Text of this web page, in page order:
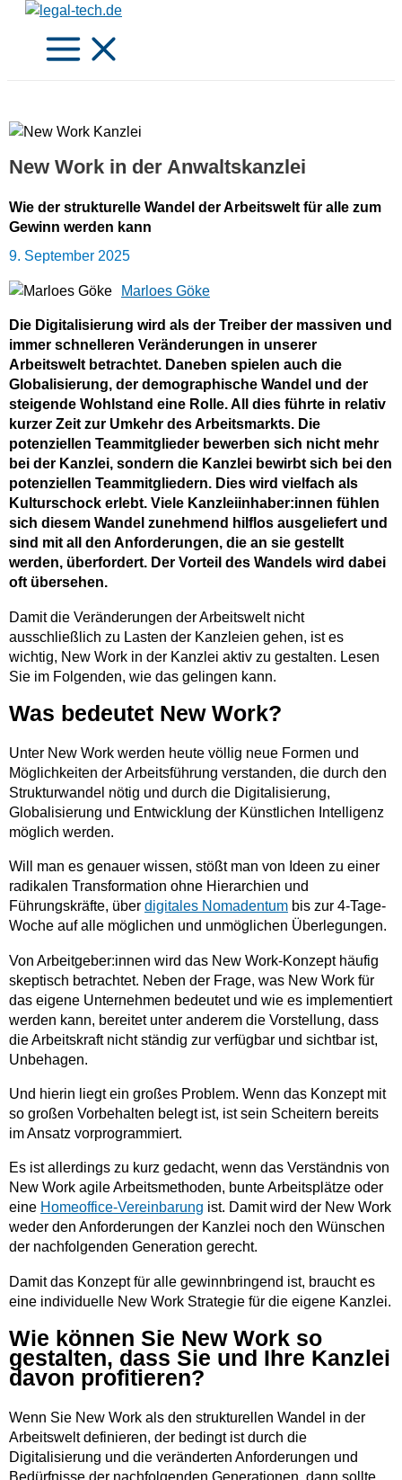
Zum
springen
New Work in der Anwaltskanzlei
Wie der strukturelle Wandel der Arbeitswelt für alle zum
Gewinn werden kann
9. September 2025
Marloes Göke
Die Digitalisierung wird als der Treiber der massiven und
immer schnelleren Veränderungen in unserer
Arbeitswelt betrachtet. Daneben spielen auch die
Globalisierung, der demographische Wandel und der
steigende Wohlstand eine Rolle. All dies führte in relativ
kurzer Zeit zur Umkehr des Arbeitsmarkts. Die
potenziellen Teammitglieder bewerben sich nicht mehr
bei der Kanzlei, sondern die Kanzlei bewirbt sich bei den
potenziellen Teammitgliedern. Dies wird vielfach als
Kulturschock erlebt. Viele Kanzleiinhaber:innen fühlen
sich diesem Wandel zunehmend hilflos ausgeliefert und
sind mit all den Anforderungen, die an sie gestellt
werden, überfordert. Der Vorteil des Wandels wird dabei
oft übersehen.
Damit die Veränderungen der Arbeitswelt nicht
ausschließlich zu Lasten der Kanzleien gehen, ist es
wichtig, New Work in der Kanzlei aktiv zu gestalten. Lesen
Sie im Folgenden, wie das gelingen kann.
Was bedeutet New Work?
Unter New Work werden heute völlig neue Formen und
Möglichkeiten der Arbeitsführung verstanden, die durch den
Strukturwandel nötig und durch die Digitalisierung,
Globalisierung und Entwicklung der Künstlichen Intelligenz
möglich werden.
Will man es genauer wissen, stößt man von Ideen zu einer
radikalen Transformation ohne Hierarchien und
Führungskräfte, über digitales Nomadentum bis zur 4-Tage-
Woche auf alle möglichen und unmöglichen Überlegungen.
Von Arbeitgeber:innen wird das New Work-Konzept häufig
skeptisch betrachtet. Neben der Frage, was New Work für
das eigene Unternehmen bedeutet und wie es implementiert
werden kann, bereitet unter anderem die Vorstellung, dass
die Arbeitskraft nicht ständig zur verfügbar und sichtbar ist,
Unbehagen.
Und hierin liegt ein großes Problem. Wenn das Konzept mit
so großen Vorbehalten belegt ist, ist sein Scheitern bereits
im Ansatz vorprogrammiert.
Es ist allerdings zu kurz gedacht, wenn das Verständnis von
New Work agile Arbeitsmethoden, bunte Arbeitsplätze oder
eine Homeoffice-Vereinbarung ist. Damit wird der New Work
weder den Anforderungen der Kanzlei noch den Wünschen
der nachfolgenden Generation gerecht.
Damit das Konzept für alle gewinnbringend ist, braucht es
eine individuelle New Work Strategie für die eigene Kanzlei.
Wie können Sie New Work so
gestalten, dass Sie und Ihre Kanzlei
davon profitieren?
Wenn Sie New Work als den strukturellen Wandel in der
Arbeitswelt definieren, der bedingt ist durch die
Digitalisierung und die veränderten Anforderungen und
Bedürfnisse der nachfolgenden Generationen, dann sollte